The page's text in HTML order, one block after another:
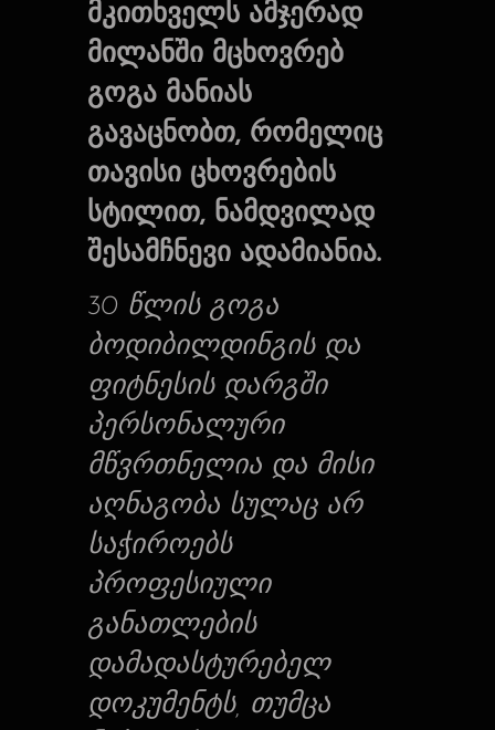
მკითხველს ამჯერად
მილანში მცხოვრებ
გოგა მანიას
გავაცნობთ, რომელიც
თავისი ცხოვრების
სტილით, ნამდვილად
შესამჩნევი ადამიანია.
30 წლის გოგა
ბოდიბილდინგის და
ფიტნესის დარგში
პერსონალური
მწვრთნელია და მისი
აღნაგობა სულაც არ
საჭიროებს
პროფესიული
განათლების
დამადასტურებელ
დოკუმენტს, თუმცა